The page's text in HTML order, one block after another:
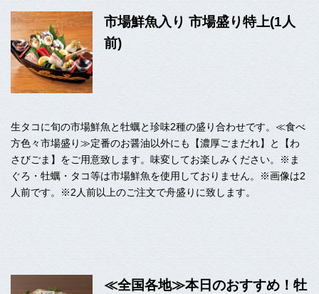
市場鮮魚入り 市場盛り特上(1人
前)
生タコに旬の市場鮮魚と牡蠣と珍味2種の盛り合わせです。≪食べ
方色々市場盛り≫定番のお醤油以外にも【濃厚ごまだれ】と【わ
さびごま】をご用意致します。味変してお楽しみください。※ま
ぐろ・牡蠣・タコ等は市場鮮魚を使用しておりません。※画像は2
人前です。※2人前以上のご注文で舟盛りに致します。
≪全国各地≫本日のおすすめ！牡